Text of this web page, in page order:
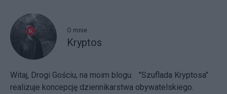
O mnie
Kryptos
Witaj, Drogi Gościu, na moim blogu. "Szuflada Kryptosa"
realizuje koncepcję dziennikarstwa obywatelskiego.